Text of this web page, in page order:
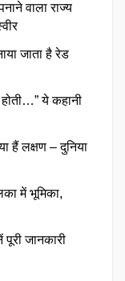
वाला राज्य
जाता है रेड
ये कहानी
हैं लक्षण – दुनिया
में भूमिका,
जानकारी